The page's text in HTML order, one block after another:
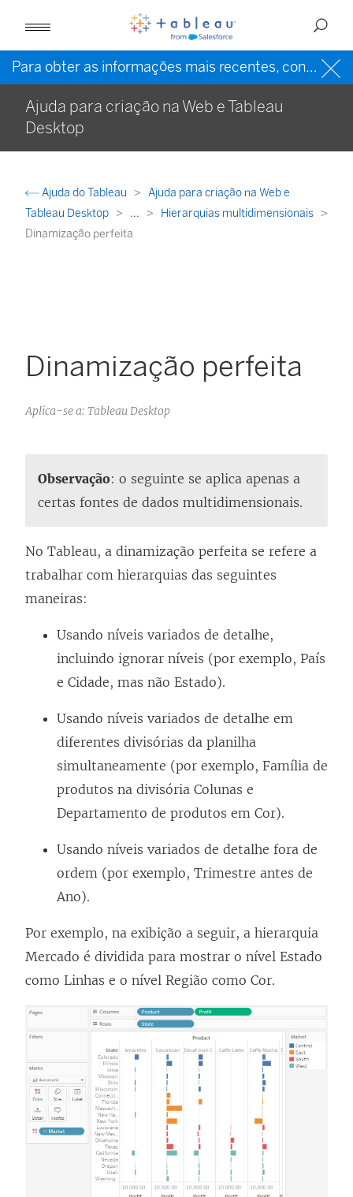
Para obter as informações mais recentes, consulte a
Ajuda para criação na Web e Tableau
Desktop
Ajuda do Tableau
Ajuda para criação na Web e
Tableau Desktop
...
Hierarquias multidimensionais
Dinamização perfeita
Dinamização perfeita
Aplica-se a: Tableau Desktop
Observação: o seguinte se aplica apenas a
certas fontes de dados multidimensionais.
No Tableau, a dinamização perfeita se refere a
trabalhar com hierarquias das seguintes
maneiras:
Usando níveis variados de detalhe,
incluindo ignorar níveis (por exemplo, País
e Cidade, mas não Estado).
Usando níveis variados de detalhe em
diferentes divisórias da planilha
simultaneamente (por exemplo, Família de
produtos na divisória Colunas e
Departamento de produtos em Cor).
Usando níveis variados de detalhe fora de
ordem (por exemplo, Trimestre antes de
Ano).
Por exemplo, na exibição a seguir, a hierarquia
Mercado é dividida para mostrar o nível Estado
como Linhas e o nível Região como Cor.